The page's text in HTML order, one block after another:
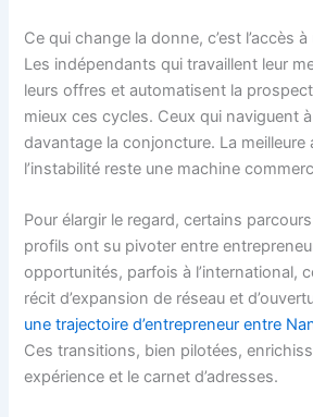
Ce qui change la donne, c’est l’accès
Les indépendants qui travaillent leur
leurs offres et automatisent la
mieux ces cycles. Ceux qui naviguent
davantage la conjoncture. La
l’instabilité reste une machine
Pour élargir le regard, certains
profils ont su pivoter entre
opportunités, parfois à l’international,
récit d’expansion de réseau et
une trajectoire d’entrepreneur entre
Ces transitions, bien pilotées,
expérience et le carnet d’adresses.